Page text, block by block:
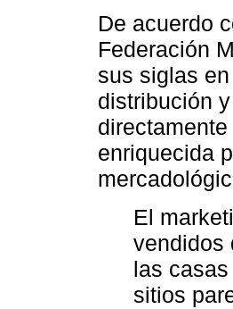
De acuerdo
Federación
sus siglas
distribución
enriquecida
El
vendidos
las
sitios